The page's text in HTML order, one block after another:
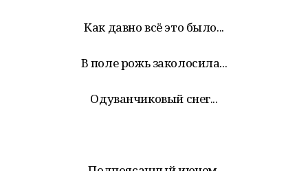
Как давно всё это было...
В поле рожь заколосила...
Одуванчиковый снег...